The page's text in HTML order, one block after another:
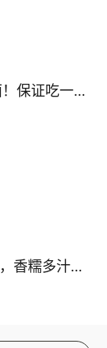
酸辣爽口的凉拌面！保证吃一次就上瘾
下饭菜“青椒酿肉”，香糯多汁鲜嫩下饭